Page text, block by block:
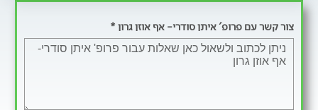
צור קשר עם פרופ' איתן סודרי- אף אוזן גרון *